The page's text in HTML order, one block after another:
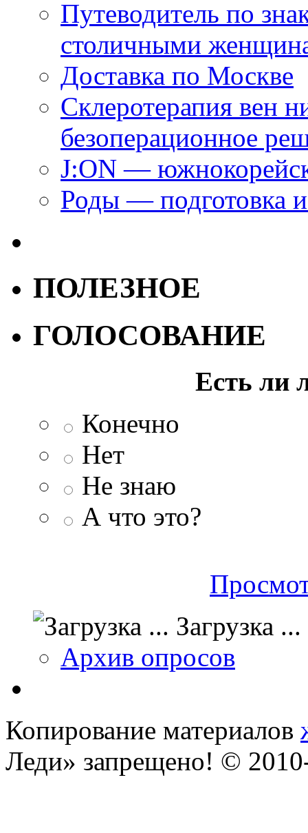
Путеводитель по
столичными
Доставка по Москве
Склеротерапия вен
безоперационное
J:ON —
Роды — подготовка
ПОЛЕЗНОЕ
ГОЛОСОВАНИЕ
Есть ли
Конечно
Нет
Не знаю
А что это?
Загрузка ...
Архив опросов
Копирование материалов
Леди» запрещено! ©